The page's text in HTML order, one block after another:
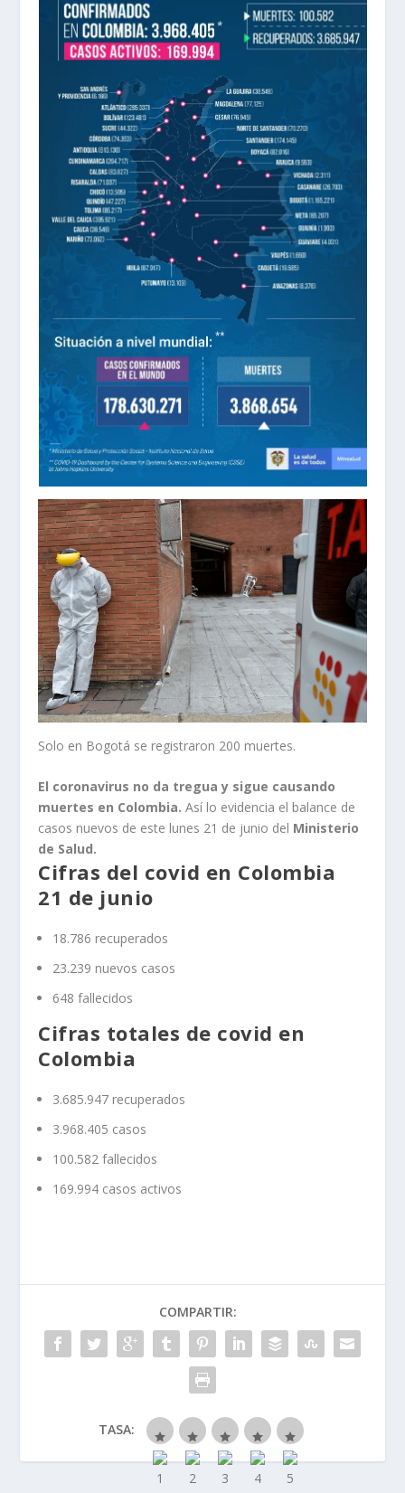
Solo en Bogotá se registraron 200 muertes.
El coronavirus no da tregua y sigue causando
muertes en Colombia. Así lo evidencia el balance de
casos nuevos de este lunes 21 de junio del Ministerio
de Salud.
Cifras del covid en Colombia
21 de junio
18.786 recuperados
23.239 nuevos casos
648 fallecidos
Cifras totales de covid en
Colombia
3.685.947 recuperados
3.968.405 casos
100.582 fallecidos
169.994 casos activos
COMPARTIR:
TASA: